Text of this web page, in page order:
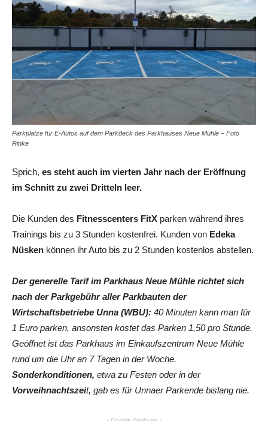
Parkplätze für E-Autos auf dem Parkdeck des Parkhauses Neue Mühle – Foto
Rinke
Sprich, es steht auch im vierten Jahr nach der Eröffnung
im Schnitt zu zwei Dritteln leer.
Die Kunden des Fitnesscenters FitX parken während ihres
Trainings bis zu 3 Stunden kostenfrei. Kunden von Edeka
Nüsken können ihr Auto bis zu 2 Stunden kostenlos abstellen.
Der generelle Tarif im Parkhaus Neue Mühle richtet sich
nach der Parkgebühr aller Parkbauten der
Wirtschaftsbetriebe Unna (WBU): 40 Minuten kann man für
1 Euro parken, ansonsten kostet das Parken 1,50 pro Stunde.
Geöffnet ist das Parkhaus im Einkaufszentrum Neue Mühle
rund um die Uhr an 7 Tagen in der Woche.
Sonderkonditionen, etwa zu Festen oder in der
Vorweihnachtszeit, gab es für Unnaer Parkende bislang nie.